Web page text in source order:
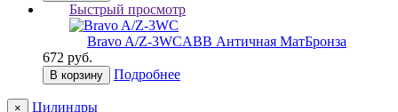
Быстрый просмотр
Bravo A/Z-3WCABB Античная МатБронза
672 руб.
В корзину Подробнее
×
Цилиндры